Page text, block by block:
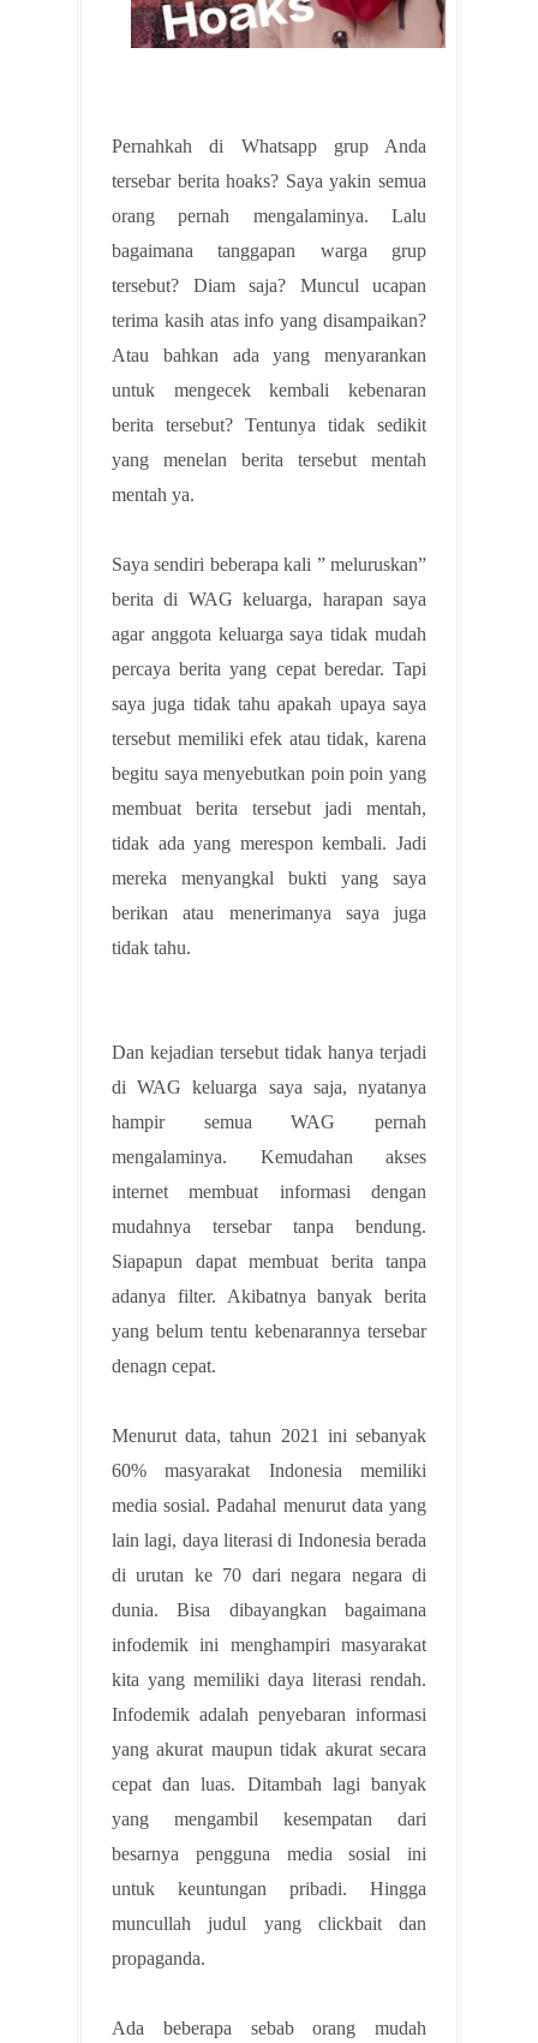
Pernahkah di Whatsapp grup Anda
tersebar berita hoaks? Saya yakin semua
orang pernah mengalaminya. Lalu
bagaimana tanggapan warga grup
tersebut? Diam saja? Muncul ucapan
terima kasih atas info yang disampaikan?
Atau bahkan ada yang menyarankan
untuk mengecek kembali kebenaran
berita tersebut? Tentunya tidak sedikit
yang menelan berita tersebut mentah
mentah ya.
Saya sendiri beberapa kali ” meluruskan”
berita di WAG keluarga, harapan saya
agar anggota keluarga saya tidak mudah
percaya berita yang cepat beredar. Tapi
saya juga tidak tahu apakah upaya saya
tersebut memiliki efek atau tidak, karena
begitu saya menyebutkan poin poin yang
membuat berita tersebut jadi mentah,
tidak ada yang merespon kembali. Jadi
mereka menyangkal bukti yang saya
berikan atau menerimanya saya juga
tidak tahu.
Dan kejadian tersebut tidak hanya terjadi
di WAG keluarga saya saja, nyatanya
hampir semua WAG pernah
mengalaminya. Kemudahan akses
internet membuat informasi dengan
mudahnya tersebar tanpa bendung.
Siapapun dapat membuat berita tanpa
adanya filter. Akibatnya banyak berita
yang belum tentu kebenarannya tersebar
denagn cepat.
Menurut data, tahun 2021 ini sebanyak
60% masyarakat Indonesia memiliki
media sosial. Padahal menurut data yang
lain lagi, daya literasi di Indonesia berada
di urutan ke 70 dari negara negara di
dunia. Bisa dibayangkan bagaimana
infodemik ini menghampiri masyarakat
kita yang memiliki daya literasi rendah.
Infodemik adalah penyebaran informasi
yang akurat maupun tidak akurat secara
cepat dan luas. Ditambah lagi banyak
yang mengambil kesempatan dari
besarnya pengguna media sosial ini
untuk keuntungan pribadi. Hingga
muncullah judul yang clickbait dan
propaganda.
Ada beberapa sebab orang mudah